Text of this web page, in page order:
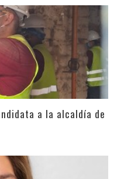
a la alcaldía de